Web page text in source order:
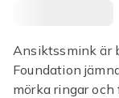
Ansiktssmink är
Foundation
mörka ringar och